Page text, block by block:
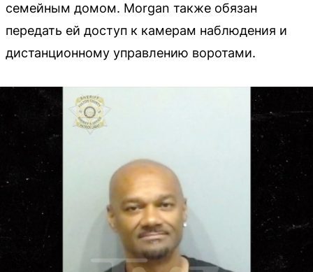
семейным домом. Morgan также обязан
передать ей доступ к камерам наблюдения и
дистанционному управлению воротами.